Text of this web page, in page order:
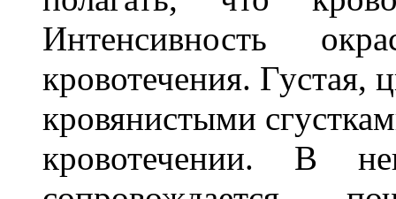
Интенсивность
кровотечения. Густая,
кровянистыми
кровотечении. В